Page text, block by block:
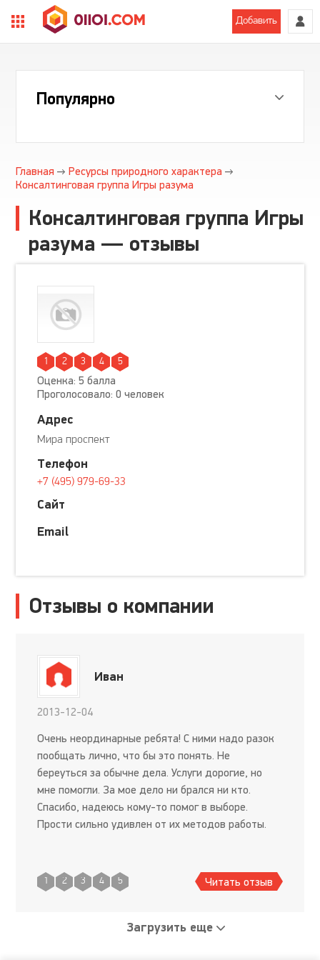
Добавить
Популярно
Главная
Ресурсы природного характера
Консалтинговая группа Игры разума
Консалтинговая группа Игры
разума — отзывы
1 2 3 4 5
Оценка: 5 балла
Проголосовало: 0 человек
Адрес
Мира проспект
Телефон
+7 (495) 979-69-33
Сайт
Email
Отзывы о компании
Иван
2013-12-04
Очень неординарные ребята! С ними надо разок
пообщать лично, что бы это понять. Не
береуться за обычне дела. Услуги дорогие, но
мне помогли. За мое дело ни брался ни кто.
Спасибо, надеюсь кому-то помог в выборе.
Прости сильно удивлен от их методов работы.
1 2 3 4 5 Читать отзыв
Загрузить еще